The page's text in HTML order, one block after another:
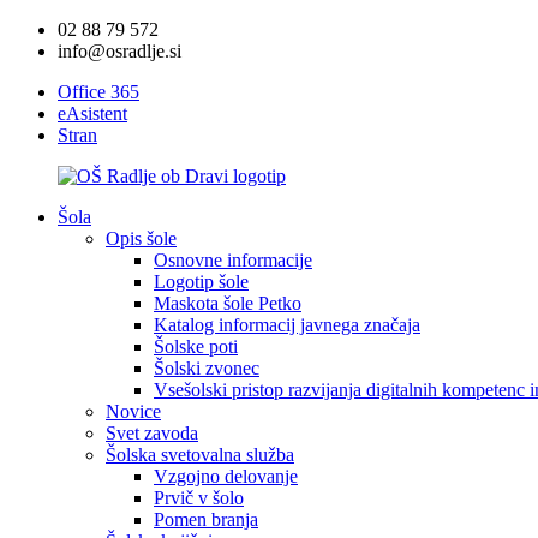
02 88 79 572
info@osradlje.si
Office 365
eAsistent
Stran
Šola
Opis šole
Osnovne informacije
Logotip šole
Maskota šole Petko
Katalog informacij javnega značaja
Šolske poti
Šolski zvonec
Vsešolski pristop razvijanja digitalnih kompetenc
Novice
Svet zavoda
Šolska svetovalna služba
Vzgojno delovanje
Prvič v šolo
Pomen branja